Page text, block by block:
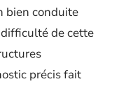
bien conduite
de cette
précis fait